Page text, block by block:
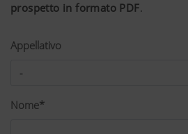
prospetto in formato PDF.
Appellativo
Nome*